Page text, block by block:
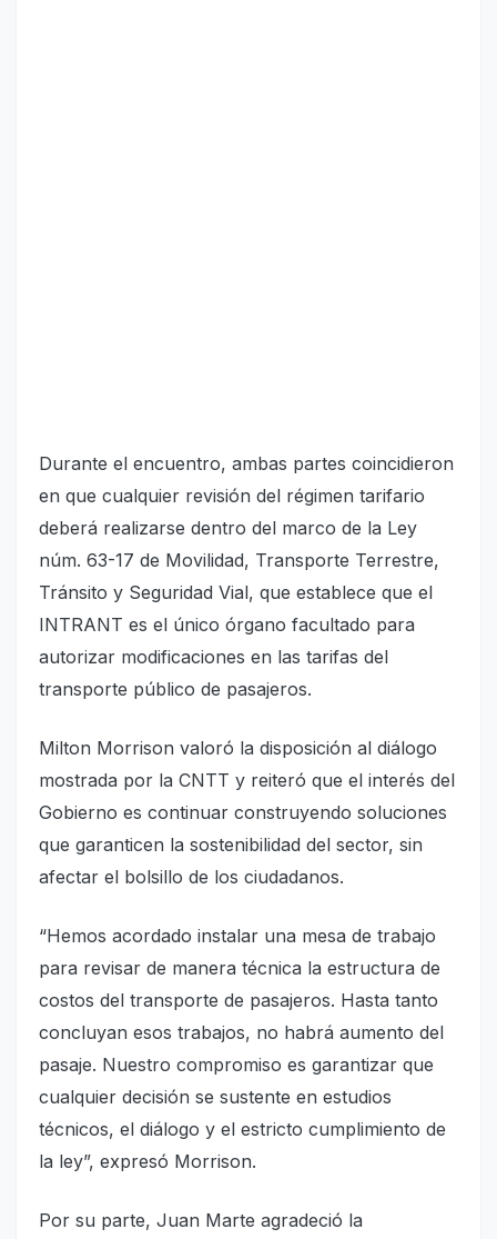
Durante el encuentro, ambas partes coincidieron
en que cualquier revisión del régimen tarifario
deberá realizarse dentro del marco de la Ley
núm. 63-17 de Movilidad, Transporte Terrestre,
Tránsito y Seguridad Vial, que establece que el
INTRANT es el único órgano facultado para
autorizar modificaciones en las tarifas del
transporte público de pasajeros.
Milton Morrison valoró la disposición al diálogo
mostrada por la CNTT y reiteró que el interés del
Gobierno es continuar construyendo soluciones
que garanticen la sostenibilidad del sector, sin
afectar el bolsillo de los ciudadanos.
“Hemos acordado instalar una mesa de trabajo
para revisar de manera técnica la estructura de
costos del transporte de pasajeros. Hasta tanto
concluyan esos trabajos, no habrá aumento del
pasaje. Nuestro compromiso es garantizar que
cualquier decisión se sustente en estudios
técnicos, el diálogo y el estricto cumplimiento de
la ley”, expresó Morrison.
Por su parte, Juan Marte agradeció la